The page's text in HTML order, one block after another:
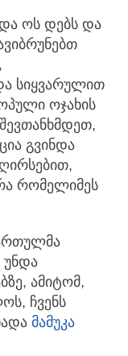
და ოს დებს და
სიყვარულით
ოჯახის
გვინდა
რომელიმეს
უნდა
ამიტომ,
ჩვენს
მამუკა